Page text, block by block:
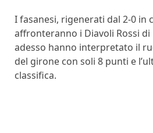
I fasanesi, rigenerati dal 2-0 in
affronteranno i Diavoli Rossi
adesso hanno interpretato il
del girone con soli 8 punti e
classifica.